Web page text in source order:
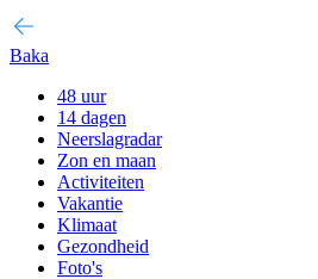
Baka
48 uur
14 dagen
Neerslagradar
Zon en maan
Activiteiten
Vakantie
Klimaat
Gezondheid
Foto's